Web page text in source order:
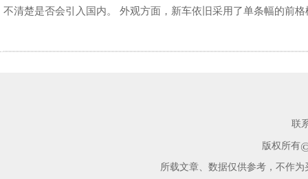
不清楚是否会引入国内。 外观方面，新车依旧采用了单条幅的前格
联
版权所有
所载文章、数据仅供参考，不作